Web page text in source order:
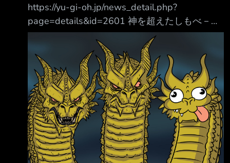
https://yu-gi-oh.jp/news_detail.php?
page=details&id=2601 神を超えたしもべ－青
眼の究極竜 12星融合怪獸 光屬 龍族
4500/3800 融合素材:3張青眼白龍 效果3一回合
可以使用三次 1.此卡在怪獸區不會被效破，對手
回合不會受到對手發動的效果影響 2.攻擊階段可
以打三拳，不限打怪獸實質上的打13500 3.雙方
戰階，以對手這回特召的怪獸或裏側表示的卡片
為對象發動，被指的那張卡破壞 目前想到最快
召出來的方式是白爹被解後可以跳這張，畢竟沒
有限制只能融